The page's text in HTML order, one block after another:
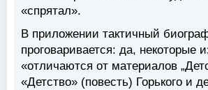
«спрятал».
В приложении тактичный
проговаривается: да, некоторые
«отличаются от материалов
«Детство» (повесть) Горького и